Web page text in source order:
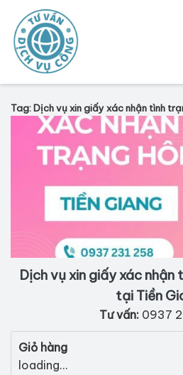
Tag: Dịch vụ xin giấy xác nhận tình
Dịch vụ xin giấy xác nhận
tại Tiền
Tư vấn: 0937
Giỏ hàng
loading...